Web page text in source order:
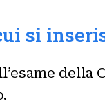
si
della